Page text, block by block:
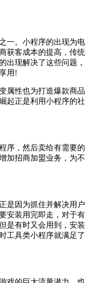
一。小程序的出现为电
获客成本的提高，传统
出现解决了这些问题，
用!
属性也为打造爆款商品
起正是利用小程序的社
序，然后卖给有需要的
加招商加盟业务，为不
是因为抓住并解决用户
安装用完即走，对于有
是有时又会用到，安装
工具类小程序就满足了